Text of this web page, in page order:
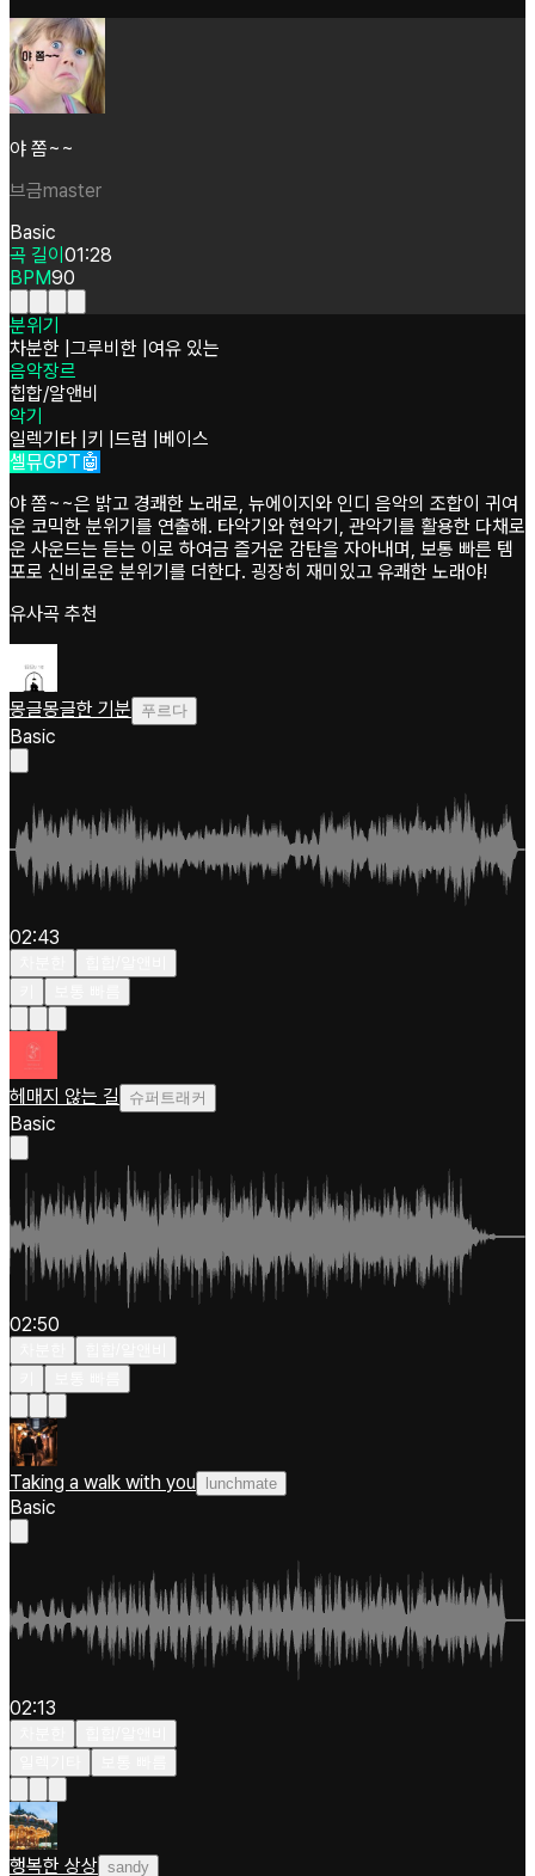
야 쫌~~
브금master
Basic
곡 길이 01:28
BPM90
분위기
차분한 그루비한 여유 있는
음악장르
힙합/알앤비
악기
일렉기타 키 드럼
베이스
셀뮤GPT🤖
야 쫌~~은 밝고 경쾌한 노래로, 뉴에이지와 인디 음악의 조합이 귀여
운 코믹한 분위기를 연출해. 타악기와 현악기, 관악기를 활용한 다채로
운 사운드는 듣는 이로 하여금 즐거운 감탄을 자아내며, 보통 빠른 템
포로 신비로운 분위기를 더한다. 굉장히 재미있고 유쾌한 노래야!
유사곡 추천
몽글몽글한 기분 푸르다
Basic
02:43
헤매지 않는 길 슈퍼트래커
Basic
02:50
Taking a walk with you lunchmate
Basic
02:13
행복한 상상 sandy